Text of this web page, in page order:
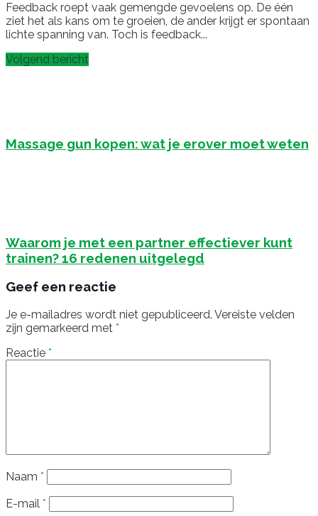
Feedback roept vaak gemengde gevoelens op. De één
ziet het als kans om te groeien, de ander krijgt er spontaan
lichte spanning van. Toch is feedback...
Volgend bericht
Massage gun kopen: wat je erover moet weten
Waarom je met een partner effectiever kunt
trainen? 16 redenen uitgelegd
Geef een reactie
Je e-mailadres wordt niet gepubliceerd. Vereiste velden
zijn gemarkeerd met *
Reactie *
Naam *
E-mail *